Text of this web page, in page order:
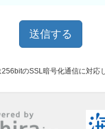
のSSL暗号化通信に対応